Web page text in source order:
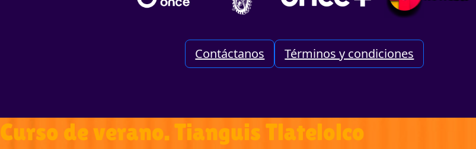
Contáctanos Términos y condiciones
Curso de verano. Tianguis Tlatelolco